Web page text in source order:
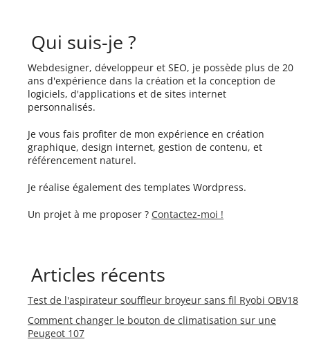
Qui suis-je ?
Webdesigner, développeur et SEO, je possède plus de 20
ans d'expérience dans la création et la conception de
logiciels, d'applications et de sites internet
personnalisés.
Je vous fais profiter de mon expérience en création
graphique, design internet, gestion de contenu, et
référencement naturel.
Je réalise également des templates Wordpress.
Un projet à me proposer ? Contactez-moi !
Articles récents
Test de l'aspirateur souffleur broyeur sans fil Ryobi OBV18
Comment changer le bouton de climatisation sur une
Peugeot 107